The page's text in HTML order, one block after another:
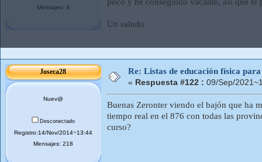
Mensajes: 8
Un saludo
Joseca28
Nuev@
Desconectado
Registro:14/Nov/2014~13:44
Mensajes: 218
Re: Listas de educación física
« Respuesta #122 : 09/Sep/
Buenas Zeronter viendo el bajón que ha
tiempo real en el 876 con todas las
curso?